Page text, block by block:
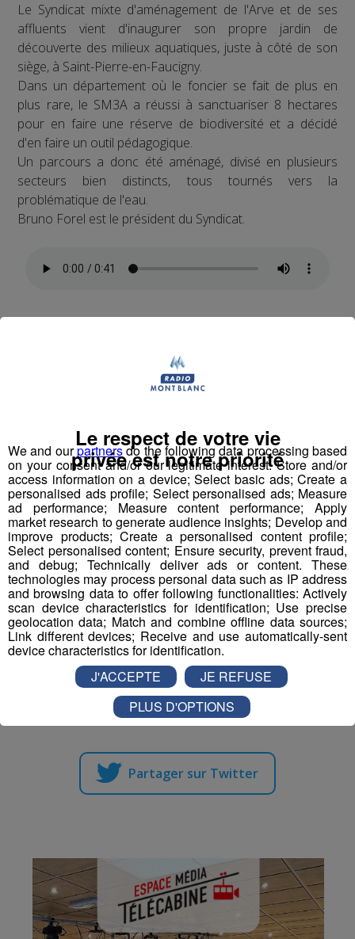
Le Syndicat mixte d'aménagement de l'Arve et de ses
affluents vient d'inaugurer son propre jardin de
découverte des milieux aquatiques, juste à côté de son
siège, à Saint-Pierre-en-Faucigny.
Dans un département où le foncier se fait de plus en
plus rare, le SM3A a réussi à sanctuariser 8 hectares
pour en faire une réserve de biodiversité et a décidé
d'en faire un outil pédagogique.
Un parcours a donc été aménagé, divisé en plusieurs
secteurs bien distincts, tous tournés vers la
problématique de l'eau.
Bruno Forel est le président du Syndicat.
parcelle où des plantes autochtone sont cultivées, ainsi
qu'un verger d'une trentaine d'arbres fruitiers.
Des espaces sont également prévus pour les éventuels
en apprendre plus sur cette thématique de l'eau.
Ce jardin de découverte des milieux aquatiques de Saint-
Pierre-en-Faucigny devrait accueillir ses premiers
visiteurs début 2026.
Plus d'informationsur le site internet de Paysalp.
Partager sur Facebook
Partager sur Twitter
We and ourpartnersdo the following data processing based
on your consent and/or our legitimate interest: Store and/or
access information on a device; Select basic ads; Create a
personalised ads profile; Select personalised ads; Measure
ad performance; Measure content performance; Apply
market research to generate audience insights; Develop and
improve products; Create a personalised content profile;
Select personalised content; Ensure security, prevent fraud,
and debug; Technically deliver ads or content. These
technologies may process personal data such as IP address
and browsing data to offer following functionalities: Actively
scan device characteristics for identification; Use precise
geolocation data; Match and combine offline data sources;
Link different devices; Receive and use automatically-sent
device characteristics for identification.
Le respect de votre vie
privée est notre priorité
J'ACCEPTE
JE REFUSE
PLUS D'OPTIONS